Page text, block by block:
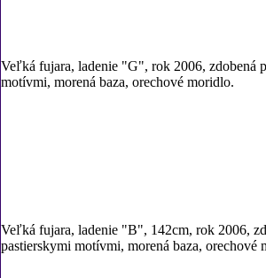
Veľká fujara, ladenie "G", rok 2006, zdobená
motívmi, morená baza, orechové moridlo.
Veľká fujara, ladenie "B", 142cm, rok 2006,
pastierskymi motívmi, morená baza, orechové